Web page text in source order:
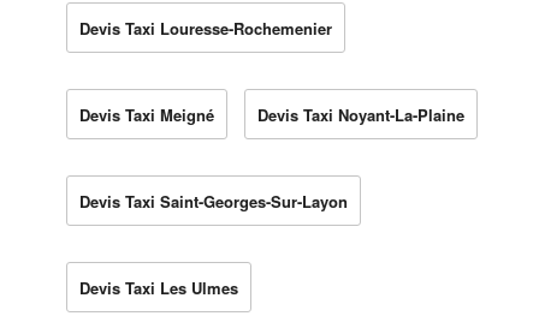
Devis Taxi Louresse-Rochemenier
Devis Taxi Meigné Devis Taxi Noyant-La-Plaine
Devis Taxi Saint-Georges-Sur-Layon
Devis Taxi Les Ulmes